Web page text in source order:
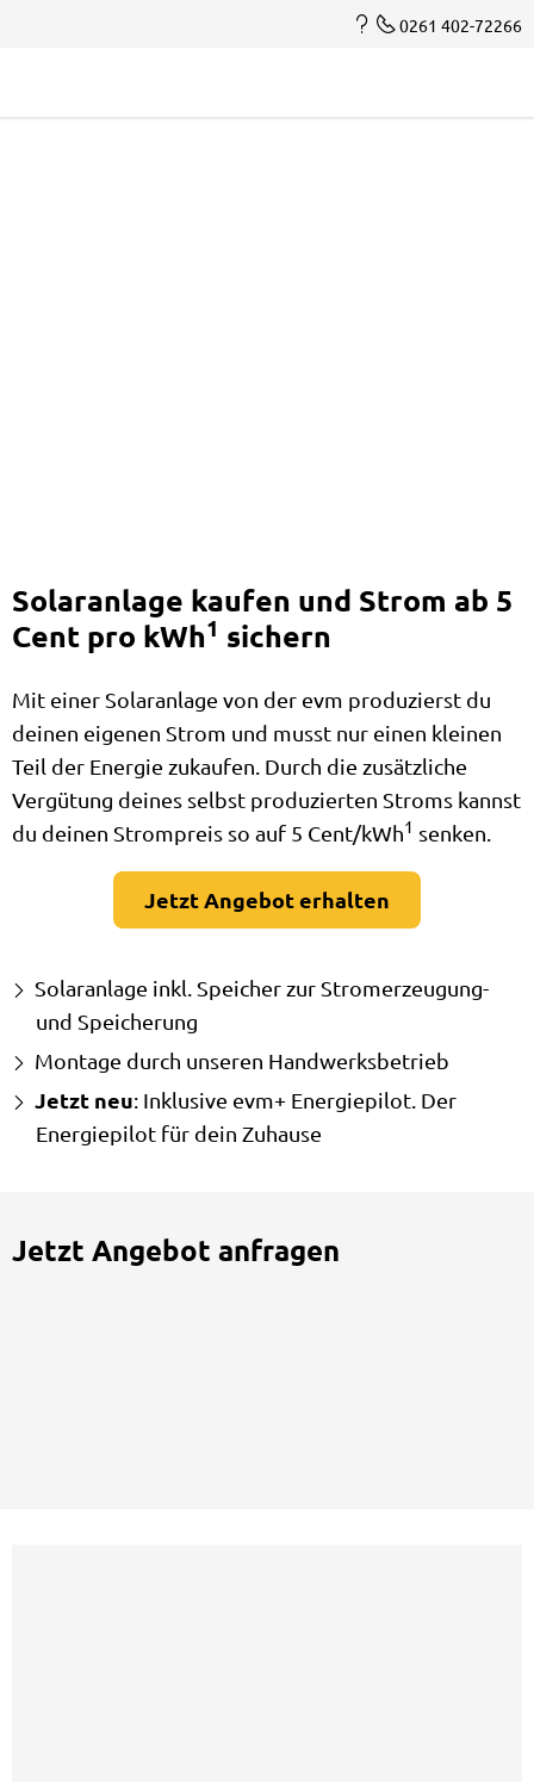
0261 402-72266
Solaranlage kaufen und Strom ab 5
Cent pro kWh1 sichern
Mit einer Solaranlage von der evm produzierst du
deinen eigenen Strom und musst nur einen kleinen
Teil der Energie zukaufen. Durch die zusätzliche
Vergütung deines selbst produzierten Stroms kannst
du deinen Strompreis so auf 5 Cent/kWh1 senken.
Jetzt Angebot erhalten
Solaranlage inkl. Speicher zur Stromerzeugung-
und Speicherung
Montage durch unseren Handwerksbetrieb
Jetzt neu: Inklusive evm+ Energiepilot. Der
Energiepilot für dein Zuhause
Jetzt Angebot anfragen